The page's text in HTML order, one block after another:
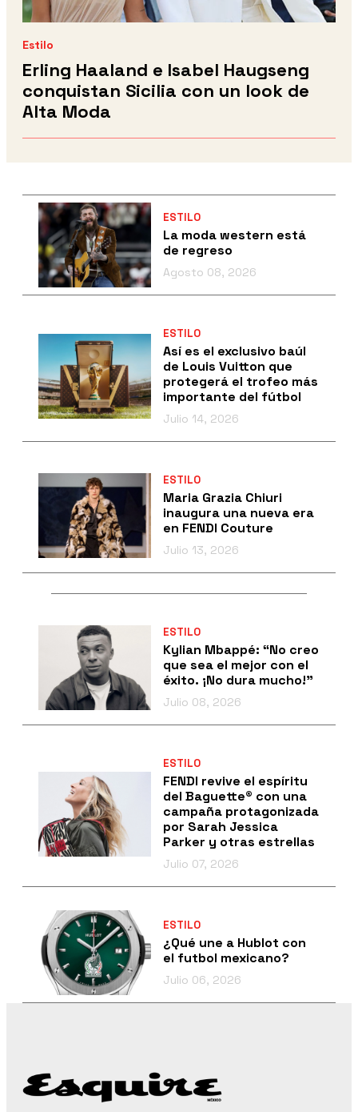
Estilo
Erling Haaland e Isabel Haugseng
conquistan Sicilia con un look de
Alta Moda
ESTILO
La moda western está
de regreso
Agosto 08, 2026
ESTILO
Así es el exclusivo baúl
de Louis Vuitton que
protegerá el trofeo más
importante del fútbol
Julio 14, 2026
ESTILO
Maria Grazia Chiuri
inaugura una nueva era
en FENDI Couture
Julio 13, 2026
ESTILO
Kylian Mbappé: “No creo
que sea el mejor con el
éxito. ¡No dura mucho!”
Julio 08, 2026
ESTILO
FENDI revive el espíritu
del Baguette® con una
campaña protagonizada
por Sarah Jessica
Parker y otras estrellas
Julio 07, 2026
ESTILO
¿Qué une a Hublot con
el futbol mexicano?
Julio 06, 2026